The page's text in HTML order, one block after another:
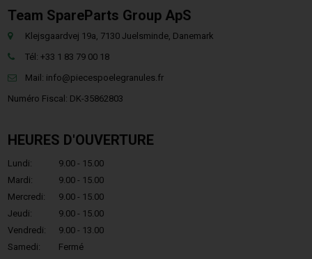
Team SpareParts Group ApS
Klejsgaardvej 19a, 7130 Juelsminde, Danemark
Tél: +33 1 83 79 00 18
Mail: info@piecespoelegranules.fr
Numéro Fiscal: DK-35862803
HEURES D'OUVERTURE
Lundi:
9.00 - 15.00
Mardi:
9.00 - 15.00
Mercredi:
9.00 - 15.00
Jeudi:
9.00 - 15.00
Vendredi:
9.00 - 13.00
Samedi:
Fermé